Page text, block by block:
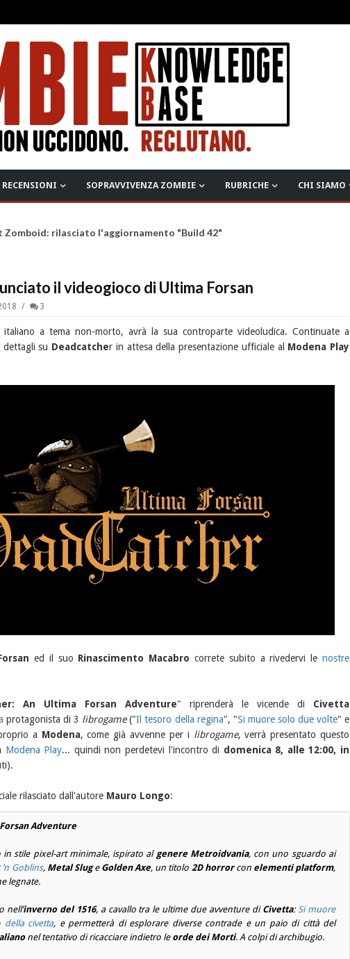
RECENSIONI SOPRAVVIVENZA ZOMBIE RUBRICHE CHI SIAMO
Zomboid: rilasciato l'aggiornamento "Build 42"
il videogioco di Ultima Forsan
3
a tema non-morto, avrà la sua controparte videoludica. Continuate a
dettagli su Deadcatcher in attesa della presentazione ufficiale al Modena Play
ed il suo Rinascimento Macabro correte subito a rivedervi lenostre
An Ultima Forsan Adventure" riprenderà le vicende di Civetta
protagonista di 3 librogame("Il tesoro della regina", "Si muore solo due volte" e
a Modena, come già avvenne per i librogame, verrà presentato questo
Modena Play... quindi non perdetevi l'incontro di domenica 8, alle 12:00, in
rilasciato dall'autore Mauro Longo:
Adventure
in stile pixel-artminimale, ispirato al genere Metroidvania, con uno sguardo ai
Goblins, Metal Sluge Golden Axe, un titolo 2D horrorcon elementi platform,
legnate.
nell’inverno del 1516, a cavallo tra le ultime due avventure di Civetta:Si muore
della civetta, e permetterà di esplorare diverse contrade e un paio di città del
nel tentativo di ricacciare indietro le orde dei Morti. A colpi di archibugio.